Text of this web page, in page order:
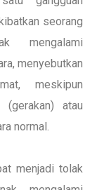
seorang
mengalami
menyebutkan
meskipun
atau
normal.
menjadi tolak